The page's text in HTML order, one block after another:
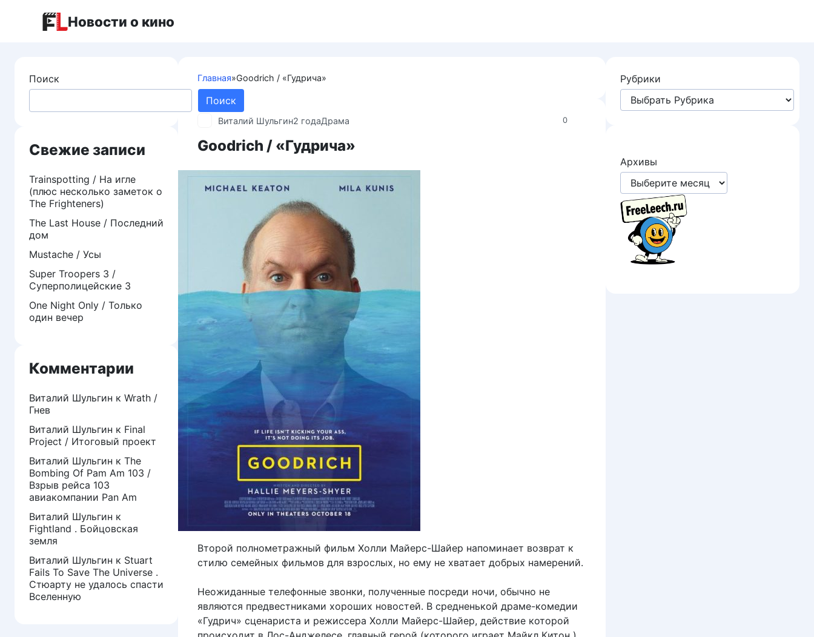
Новости о кино
Главная»Goodrich / «Гудрича»
0
Виталий Шульгин2 годаДрама
Goodrich / «Гудрича»
Второй полнометражный фильм Холли Майерс-Шайер напоминает возврат к
стилю семейных фильмов для взрослых, но ему не хватает добрых намерений.
Неожиданные телефонные звонки, полученные посреди ночи, обычно не
являются предвестниками хороших новостей. В средненькой драме-комедии
«Гудрич» сценариста и режиссера Холли Майерс-Шайер, действие которой
Поиск
Поиск
Свежие записи
Trainspotting / На игле
(плюс несколько заметок о
The Frighteners)
The Last House / Последний
дом
Mustache / Усы
Super Troopers 3 /
Суперполицейские 3
One Night Only / Только
один вечер
Комментарии
Виталий Шульгин к Wrath /
Гнев
Виталий Шульгин к Final
Project / Итоговый проект
Виталий Шульгин к The
Bombing Of Pam Am 103 /
Взрыв рейса 103
авиакомпании Pan Am
Виталий Шульгин к
Fightland . Бойцовская
земля
Виталий Шульгин к Stuart
Fails To Save The Universe .
Стюарту не удалось спасти
Вселенную
Рубрики
Архивы